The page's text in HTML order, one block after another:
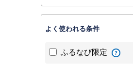
よく使われる条件
ふるなび限定